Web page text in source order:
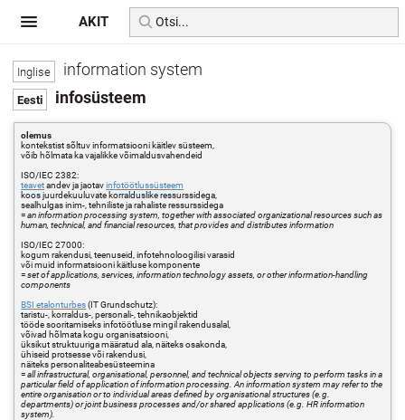
information system
infosüsteem
olemus
kontekstist sõltuv informatsiooni käitlev süsteem,
võib hõlmata ka vajalikke võimaldusvahendeid
ISO/IEC 2382:
teavetandev ja jaotavinfotöötlussüsteem
koos juurdekuuluvate korralduslike ressurssidega,
sealhulgas inim-, tehniliste ja rahaliste ressurssidega
=an information processing system, together with associated organizational resources such as
human, technical, and financial resources, that provides and distributes information
ISO/IEC 27000:
kogum rakendusi, teenuseid, infotehnoloogilisi varasid
või muid informatsiooni käitluse komponente
=set of applications, services, information technology assets, or other information-handling
components
BSI etalonturbes(IT Grundschutz):
taristu-, korraldus-, personali-, tehnikaobjektid
tööde sooritamiseks infotöötluse mingil rakendusalal,
võivad hõlmata kogu organisatsiooni,
üksikut struktuuriga määratud ala, näiteks osakonda,
ühiseid protsesse või rakendusi,
näiteks personaliteabesüsteemina
=all infrastructural, organisational, personnel, and technical objects serving to perform tasks in a
particular field of application of information processing. An information system may refer to the
entire organisation or to individual areas defined by organisational structures (e.g.
departments) or joint business processes and/or shared applications (e.g. HR information
system).
AKIT